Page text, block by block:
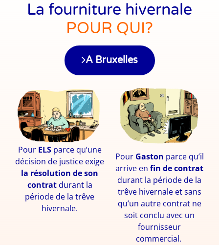
La fourniture hivernale
POUR QUI?
A Bruxelles
Pour ELSparce qu’une
la résolution de son
contratdurant la
période de la trêve
hivernale.
Pour Gaston parce qu’il
arrive en fin de contrat
durant la période de la
trêve hivernale et sans
qu’un autre contrat ne
soit conclu avec un
fournisseur
commercial.